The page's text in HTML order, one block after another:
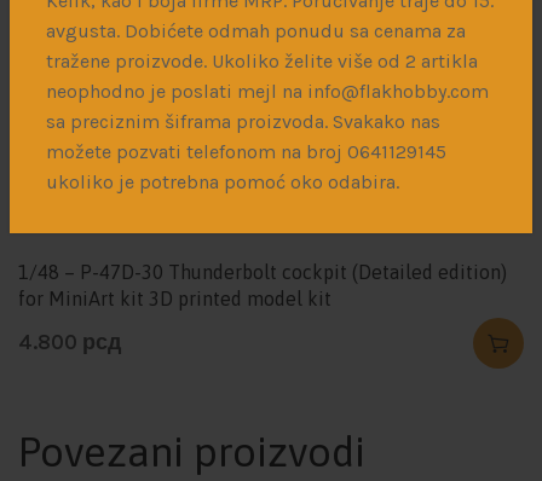
avgusta. Dobićete odmah ponudu sa cenama za
tražene proizvode. Ukoliko želite više od 2 artikla
neophodno je poslati mejl na info@flakhobby.com
sa preciznim šiframa proizvoda. Svakako nas
možete pozvati telefonom na broj 0641129145
ukoliko je potrebna pomoć oko odabira.
and ground-attack missions against Japanese forces.
Можда ће вам се свидети
1/48 – P-47D-30 Thunderbolt cockpit (Detailed edition)
for MiniArt kit 3D printed model kit
4.800 рсд
Povezani proizvodi